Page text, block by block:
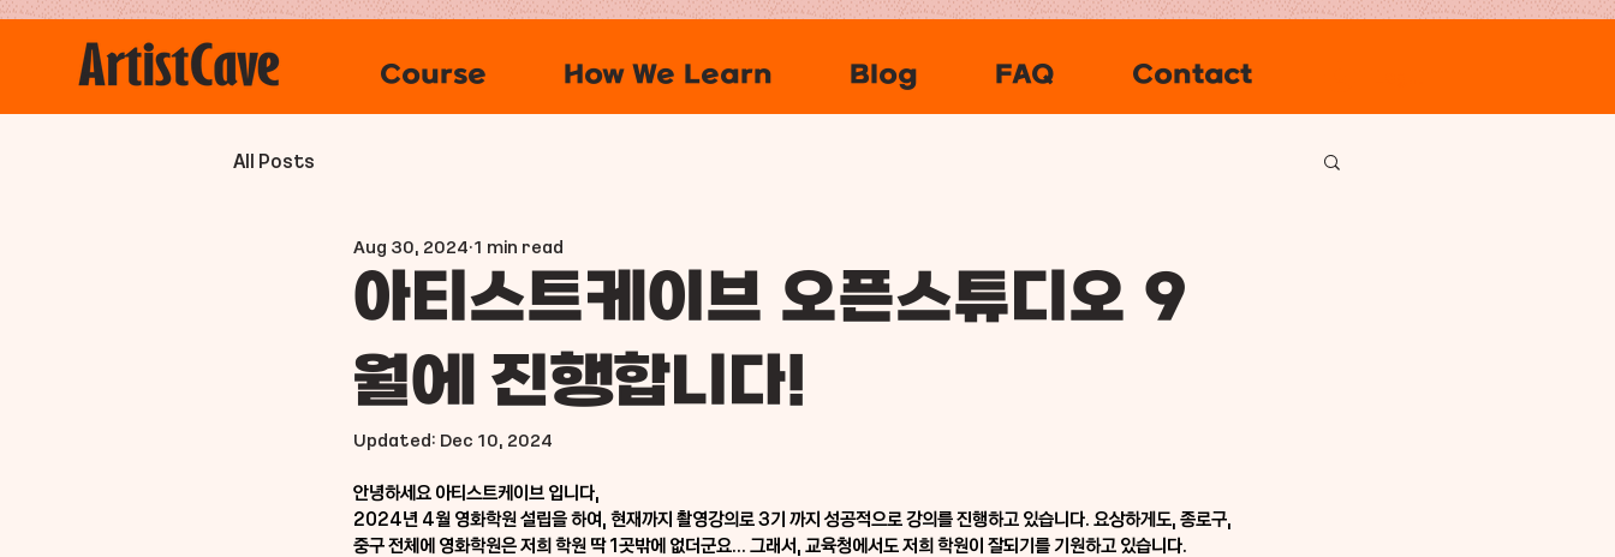
Course How We Learn Blog FAQ Contact
All Posts
아티스트케이브 오픈스튜디오 9
월에 진행합니다!
Aug 30, 2024 1 min read
Updated: Dec 10, 2024
안녕하세요 아티스트케이브 입니다,
2024년 4월 영화학원 설립을 하여, 현재까지 촬영강의로 3기 까지 성공적으로 강의를 진행하고 있습니다. 요상하게도, 종로구,
중구 전체에 영화학원은 저희 학원 딱 1곳밖에 없더군요... 그래서, 교육청에서도 저희 학원이 잘되기를 기원하고 있습니다.